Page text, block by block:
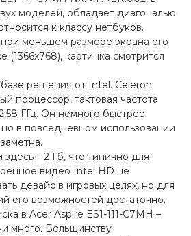
моделей, обладает диагональю
к классу нетбуков.
меньшем размере экрана его
картинка смотрится
решения от Intel. Celeron
процессор, тактовая частота
ГГц. Он немного быстрее
в повседневном использовании
– 2 Гб, что типично для
видео Intel HD не
девайс в игровых целях, но для
его возможностей достаточно.
в Acer Aspire ES1-111-C7MH –
много. Большинству